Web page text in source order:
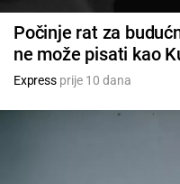
Počinje rat za
ne može pisati kao
Expressprije 10 dana